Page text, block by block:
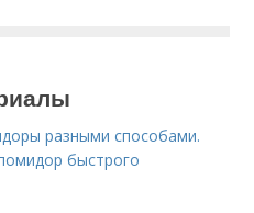
разными способами.
быстрого